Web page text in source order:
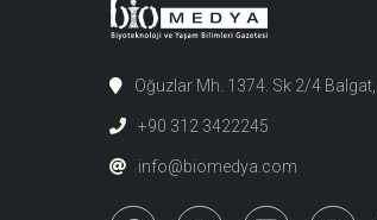
Oğuzlar Mh. 1374. Sk 2/4
+90 312 3422245
info@biomedya.com